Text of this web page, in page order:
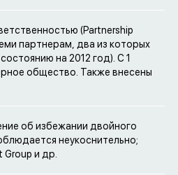
(Partnership
партнерам, два из которых
на 2012 год). С 1
общество. Также внесены
об избежании двойного
неукоснительно;
Group и др.